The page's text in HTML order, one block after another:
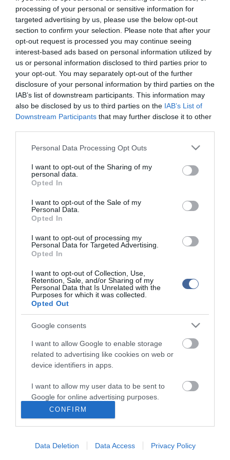
processing of your personal or sensitive information for
targeted advertising by us, please use the below opt-out
section to confirm your selection. Please note that after your
opt-out request is processed you may continue seeing
interest-based ads based on personal information utilized by
us or personal information disclosed to third parties prior to
your opt-out. You may separately opt-out of the further
disclosure of your personal information by third parties on the
IAB’s list of downstream participants. This information may
also be disclosed by us to third parties on the IAB’s List of
Downstream Participants that may further disclose it to other
Please note that this website/app uses one or more Google
not limited to your visit or usage behaviour. You may click to
grant or deny consent to Google and its third-party tags to
use your data for below specified purposes in below Google
consent section.
Personal Data Processing Opt Outs
I want to opt-out of the Sharing of my
personal data.
Opted In
I want to opt-out of the Sale of my
Personal Data.
Opted In
I want to opt-out of processing my
Personal Data for Targeted Advertising.
Opted In
I want to opt-out of Collection, Use,
Retention, Sale, and/or Sharing of my
Personal Data that Is Unrelated with the
Purposes for which it was collected.
Opted Out
Google consents
I want to allow Google to enable storage
related to advertising like cookies on web or
device identifiers in apps.
I want to allow my user data to be sent to
Google for online advertising purposes.
I want to allow Google to send me
personalized advertising.
I want to allow Google to enable storage
CONFIRM
Data Deletion Data Access Privacy Policy
román miniszterelnöknek a Romániai Magyar Demokrata
Szövetséghez (RMDSZ) eljuttatott március 15-i üdvözletében
A miniszterelnök kitért arra, hogy a románok és a magyarok
egyaránt az Európai Unió tagjai, közös európai jövő elébe néznek,
nyelvük kultúrájuk és hagyományaik pedig a közös európai jövő
alkotóelemei.
"A két kormánynak kötelessége azon munkálkodni, hogy Románia
és Magyarország közös európai úton haladjon, közös regionális
fejlesztési politikát dolgozzon ki, és tárgyalnunk kell a
gazdaságról, a munkahelyekről és a két ország szociális
A miniszterelnök megemlítette, Magyarország export-partnereinek
sorában Románia a második helyen áll. Hozzátette, a kétoldalú
kapcsolatokban a regionális projektek élveznek elsőbbséget.
Victor Ponta sajnálatosnak tartotta, hogy ritkán esik szó a
családokról, a közösen felnevelt gyermekekről. Úgy vélte, a régió
magyar és román polgárai ugyanazokkal a gondokkal küzdenek.
"Mindannyiunk kötelessége jövőnket, gyerekeink jövőjét együtt
A kormányfő biztosította a romániai magyarokat arról, hogy
konstruktív érveket értékelő, becsületes" tárgyalópartnerük marad.
"Azt akarom, hogy országunk állampolgárai nemzeti
hovatartozásuktól függetlenül jólétben éljenek és úgy érezzék: e
kormány képviseli őket" - fogalmazott a miniszterelnök. Abbéli
reményét is kifejezte, hogy a román-magyar együttműködés "az
minden állampolgár érdekei szerint alakul".
Romániában 1997 óta évről évre üdvözli a miniszterelnök nemzeti
ünnepükön az ország magyar nemzetiségű polgárait. Az üzenet
szövegét általában az ünneplés valamennyi helyszínén felolvassák
Kapcsolódó írások: